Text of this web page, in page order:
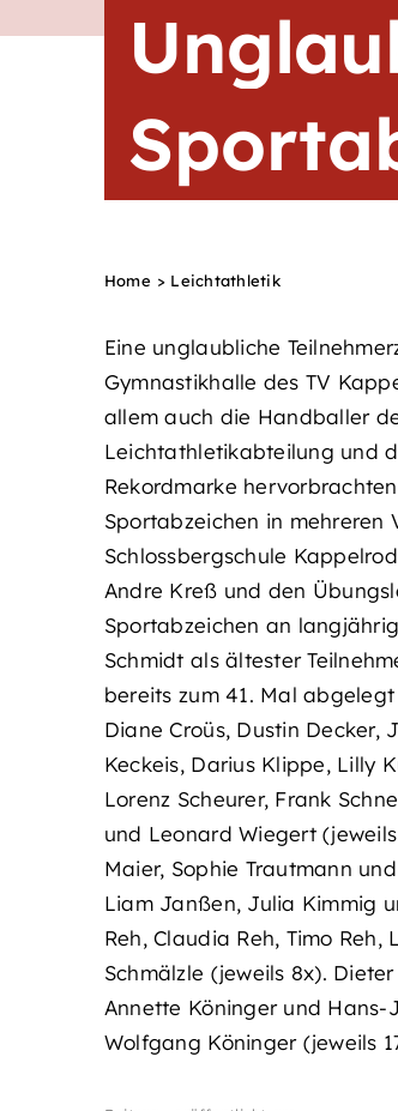
Home Leichtathletik
Eine unglaubliche
Gymnastikhalle des TV
allem auch die Handballer
Leichtathletikabteilung und
Rekordmarke
Sportabzeichen in
Schlossbergschule
Andre Kreß und den
Sportabzeichen an
Schmidt als ältester
bereits zum 41. Mal
Diane Croüs, Dustin Decker,
Keckeis, Darius Klippe, Lilly
Lorenz Scheurer, Frank
und Leonard Wiegert
Maier, Sophie Trautmann
Liam Janßen, Julia Kimmig
Reh, Claudia Reh, Timo
Schmälzle (jeweils 8x).
Annette Köninger und Hans-
Wolfgang Köninger (jeweils